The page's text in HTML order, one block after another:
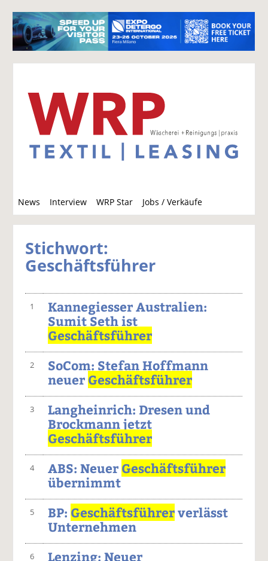
News Interview WRP Star Jobs / Verkäufe
u
c
Stichwort:
Geschäftsführer
1
Kannegiesser Australien:
Sumit Seth ist
Geschäftsführer
2
SoCom: Stefan Hoffmann
neuer Geschäftsführer
3
Langheinrich: Dresen und
Brockmann jetzt
Geschäftsführer
4 ABS: Neuer Geschäftsführer
übernimmt
5 BP: Geschäftsführerverlässt
Unternehmen
6
Lenzing: Neuer